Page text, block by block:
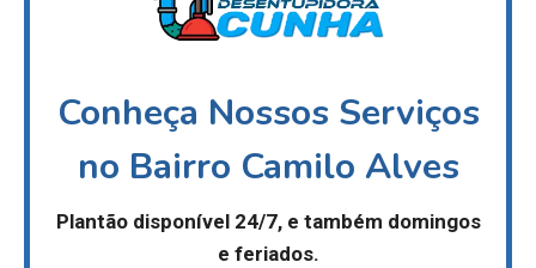
Conheça Nossos Serviços
no Bairro Camilo Alves
Plantão disponível 24/7,e também domingos
e feriados.